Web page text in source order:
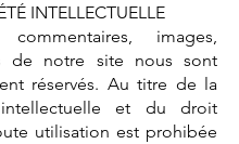
INTELLECTUELLE
images,
de notre site nous sont
réservés. Au titre de la
et du droit
utilisation est prohibée